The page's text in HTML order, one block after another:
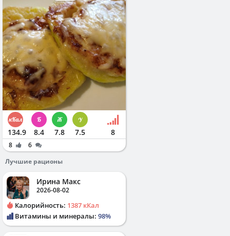
134.9 8.4 7.8 7.5 8
8
6
Лучшие рационы
Ирина Макс
2026-08-02
Калорийность: 1387 кКал
Витамины и минералы: 98%